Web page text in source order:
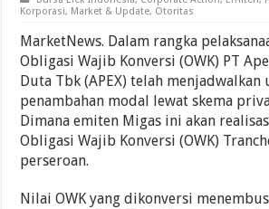
Korporasi, Market & Update, Otoritas
MarketNews. Dalam rangka
Obligasi Wajib Konversi (OWK) PT
Duta Tbk (APEX) telah
penambahan modal lewat skema
Dimana emiten Migas ini akan
Obligasi Wajib Konversi (OWK)
perseroan.
Nilai OWK yang dikonversi